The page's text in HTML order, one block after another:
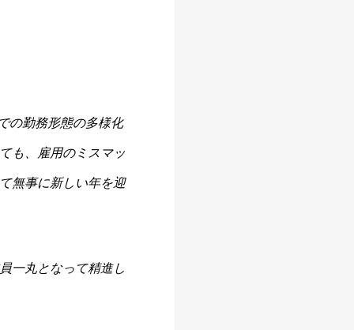
の勤務形態の多様化
も、雇用のミスマッ
無事に新しい年を迎
一丸となって精進し